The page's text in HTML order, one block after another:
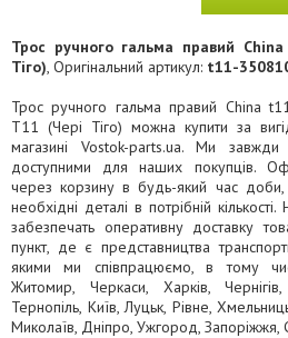
Трос ручного гальма правий China
Тіго), Оригінальний артикул: t11-
Трос ручного гальма правий China
T11 (Чері Тіго) можна купити за
магазині Vostok-parts.ua. Ми завжди
доступними для наших покупців.
через корзину в будь-який час
необхідні деталі в потрібній
забезпечать оперативну доставку
пункт, де є представництва
якими ми співпрацюємо, в тому
Житомир, Черкаси, Харків, Чернігів,
Тернопіль, Київ, Луцьк, Рівне,
Миколаїв, Дніпро, Ужгород, Запоріжжя,